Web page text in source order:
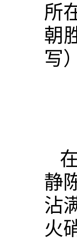
所
朝
写
静
沾
火